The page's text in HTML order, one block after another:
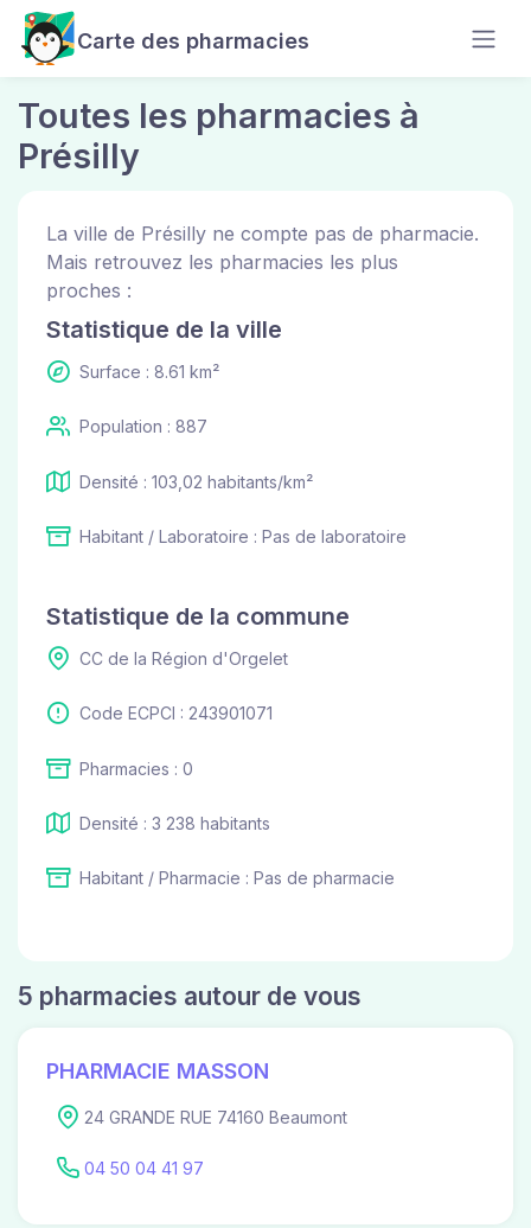
Carte des pharmacies
Toutes les pharmacies à
Présilly
La ville de Présilly ne compte pas de pharmacie.
Mais retrouvez les pharmacies les plus
proches :
Statistique de la ville
Surface : 8.61 km²
Population : 887
Densité : 103,02 habitants/km²
Habitant / Laboratoire : Pas de laboratoire
Statistique de la commune
CC de la Région d'Orgelet
Code ECPCI : 243901071
Pharmacies : 0
Densité : 3 238 habitants
Habitant / Pharmacie : Pas de pharmacie
5 pharmacies autour de vous
PHARMACIE MASSON
24 GRANDE RUE 74160 Beaumont
04 50 04 41 97